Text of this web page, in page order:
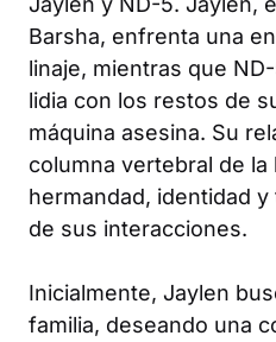
Barsha, enfrenta una
linaje, mientras que
lidia con los restos de
máquina asesina. Su
columna vertebral de
hermandad, identidad
de sus interacciones.
Inicialmente, Jaylen
familia, deseando una